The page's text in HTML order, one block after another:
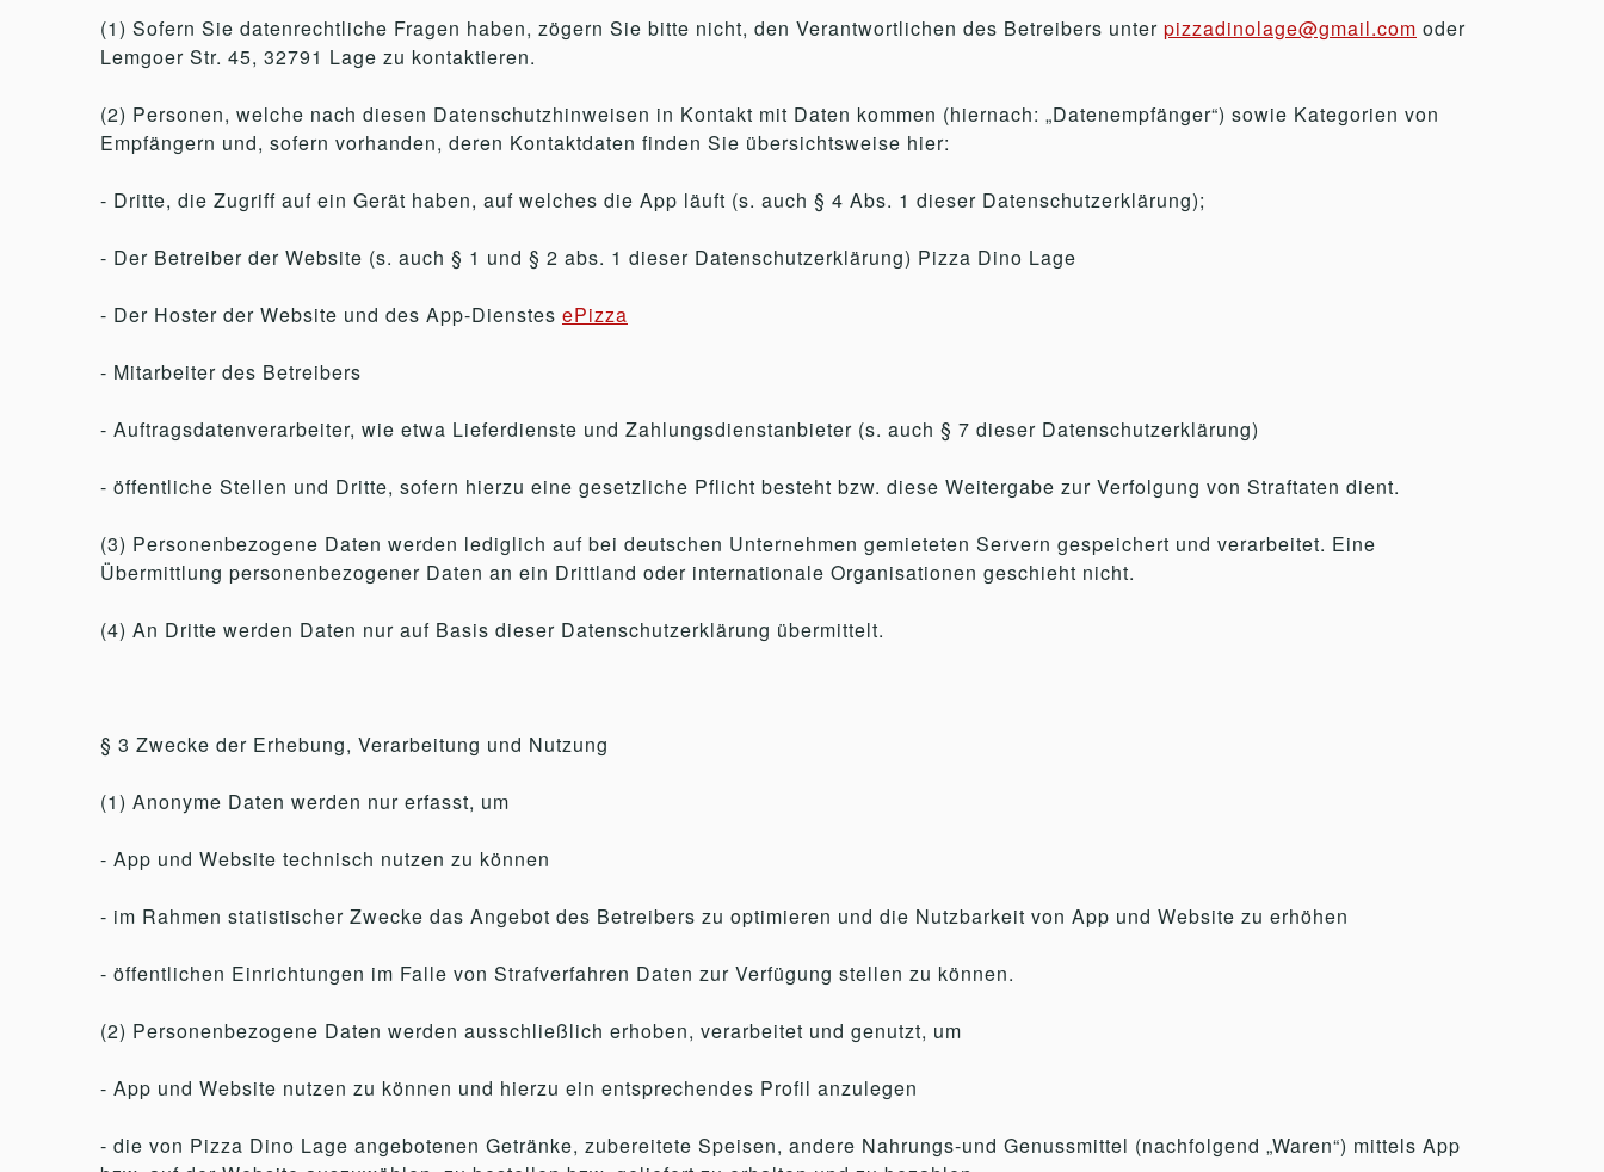
(1) Sofern Sie datenrechtliche Fragen haben, zögern Sie bitte nicht, den Verantwortlichen des Betreibers unter pizzadinolage@gmail.com oder
Lemgoer Str. 45, 32791 Lage zu kontaktieren.
(2) Personen, welche nach diesen Datenschutzhinweisen in Kontakt mit Daten kommen (hiernach: „Datenempfänger“) sowie Kategorien von
Empfängern und, sofern vorhanden, deren Kontaktdaten finden Sie übersichtsweise hier:
- Dritte, die Zugriff auf ein Gerät haben, auf welches die App läuft (s. auch § 4 Abs. 1 dieser Datenschutzerklärung);
- Der Betreiber der Website (s. auch § 1 und § 2 abs. 1 dieser Datenschutzerklärung) Pizza Dino Lage
- Der Hoster der Website und des App-Dienstes ePizza
- Mitarbeiter des Betreibers
- Auftragsdatenverarbeiter, wie etwa Lieferdienste und Zahlungsdienstanbieter (s. auch § 7 dieser Datenschutzerklärung)
- öffentliche Stellen und Dritte, sofern hierzu eine gesetzliche Pflicht besteht bzw. diese Weitergabe zur Verfolgung von Straftaten dient.
(3) Personenbezogene Daten werden lediglich auf bei deutschen Unternehmen gemieteten Servern gespeichert und verarbeitet. Eine
Übermittlung personenbezogener Daten an ein Drittland oder internationale Organisationen geschieht nicht.
(4) An Dritte werden Daten nur auf Basis dieser Datenschutzerklärung übermittelt.
§ 3 Zwecke der Erhebung, Verarbeitung und Nutzung
(1) Anonyme Daten werden nur erfasst, um
- App und Website technisch nutzen zu können
- im Rahmen statistischer Zwecke das Angebot des Betreibers zu optimieren und die Nutzbarkeit von App und Website zu erhöhen
- öffentlichen Einrichtungen im Falle von Strafverfahren Daten zur Verfügung stellen zu können.
(2) Personenbezogene Daten werden ausschließlich erhoben, verarbeitet und genutzt, um
- App und Website nutzen zu können und hierzu ein entsprechendes Profil anzulegen
- die von Pizza Dino Lage angebotenen Getränke, zubereitete Speisen, andere Nahrungs-und Genussmittel (nachfolgend „Waren“) mittels App